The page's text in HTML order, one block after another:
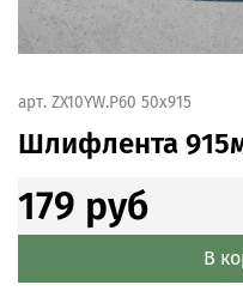
арт. ZX10YW.Р60 50x915
Шлифлента
179 руб
В